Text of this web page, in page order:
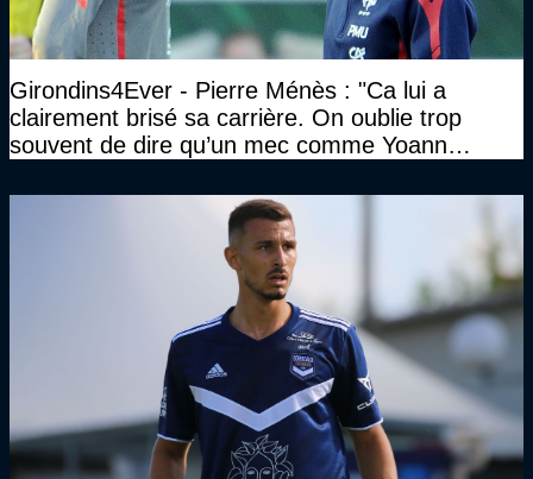
Girondins4Ever - Pierre Ménès : "Ca lui a
clairement brisé sa carrière. On oublie trop
souvent de dire qu’un mec comme Yoann